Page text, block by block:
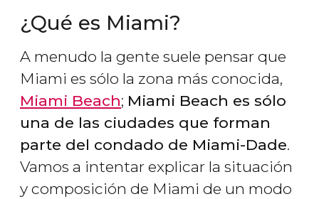
¿Qué es Miami?
A menudo la gente suele pensar que
Miami es sólo la zona más conocida,
Miami Beach; Miami Beach es sólo
una de las ciudades que forman
parte del condado de Miami-Dade.
Vamos a intentar explicar la situación
y composición de Miami de un modo